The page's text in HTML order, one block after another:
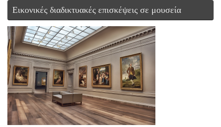
Εικονικές διαδικτυακές επισκέψεις σε μουσεία